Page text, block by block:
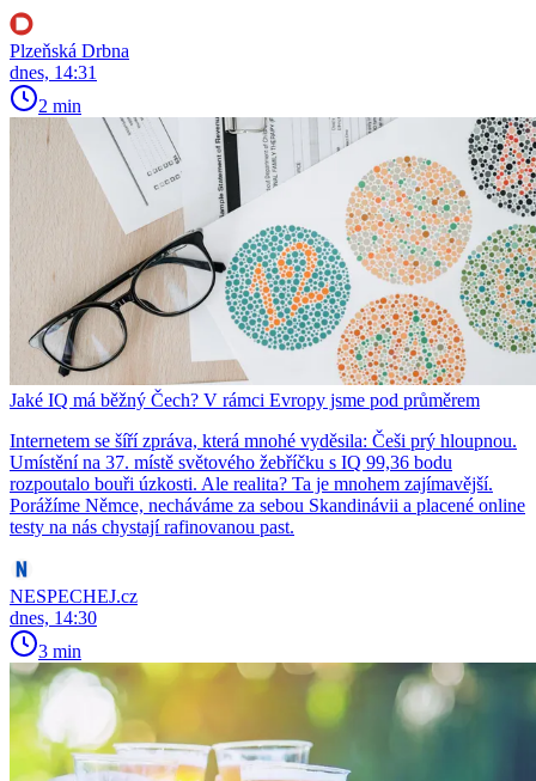
Plzeňská Drbna
dnes, 14:31
2 min
Jaké IQ má běžný Čech? V rámci Evropy jsme pod průměrem
Internetem se šíří zpráva, která mnohé vyděsila: Češi prý hloupnou.
Umístění na 37. místě světového žebříčku s IQ 99,36 bodu
rozpoutalo bouři úzkosti. Ale realita? Ta je mnohem zajímavější.
Porážíme Němce, necháváme za sebou Skandinávii a placené online
testy na nás chystají rafinovanou past.
NESPECHEJ.cz
dnes, 14:30
3 min